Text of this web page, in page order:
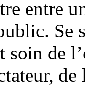
entre
Se
soin de